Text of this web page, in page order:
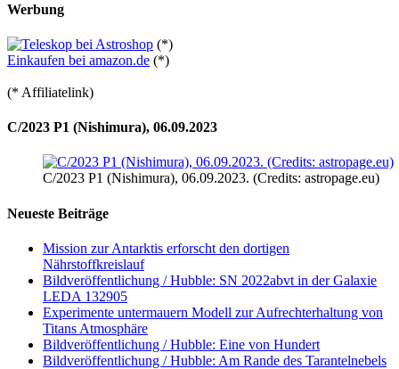
Werbung
(*)
Einkaufen bei amazon.de (*)
(* Affiliatelink)
C/2023 P1 (Nishimura), 06.09.2023
C/2023 P1 (Nishimura), 06.09.2023. (Credits: astropage.eu)
Neueste Beiträge
Mission zur Antarktis erforscht den dortigen
Nährstoffkreislauf
Bildveröffentlichung / Hubble: SN 2022abvt in der Galaxie
LEDA 132905
Experimente untermauern Modell zur Aufrechterhaltung von
Titans Atmosphäre
Bildveröffentlichung / Hubble: Eine von Hundert
Bildveröffentlichung / Hubble: Am Rande des Tarantelnebels